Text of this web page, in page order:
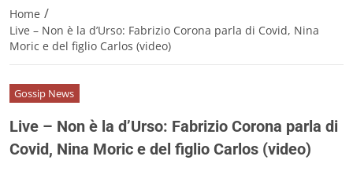
Home /
Live – Non è la d’Urso: Fabrizio Corona parla di Covid, Nina
Moric e del figlio Carlos (video)
Gossip News
Live – Non è la d’Urso: Fabrizio Corona parla di
Covid, Nina Moric e del figlio Carlos (video)